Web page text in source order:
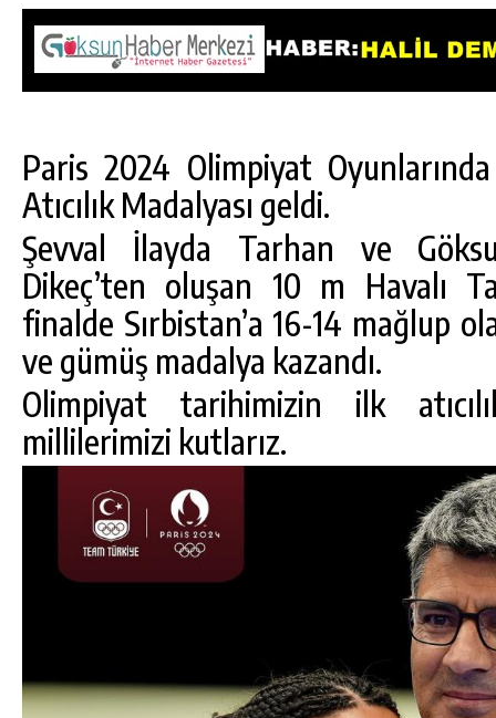
Paris 2024 Olimpiyat
Atıcılık Madalyası geldi.
Şevval İlayda Tarhan ve
Dikeç’ten oluşan 10 m Havalı
finalde Sırbistan’a 16-14 mağlup
ve gümüş madalya kazandı.
Olimpiyat tarihimizin ilk
millilerimizi kutlarız.